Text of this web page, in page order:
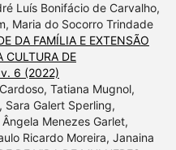
Luís Bonifácio de Carvalho,
Maria do Socorro Trindade
DA FAMÍLIA E EXTENSÃO
CULTURA DE
6 (2022)
Tatiana Mugnol,
Sara Galert Sperling,
Menezes Garlet,
Ricardo Moreira, Janaina